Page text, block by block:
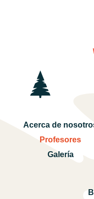
Acerca de
Profesores
Galería